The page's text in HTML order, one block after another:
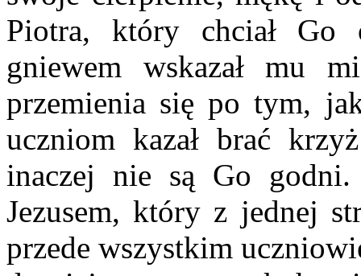
Piotra, który chciał
gniewem wskazał mu
przemienia się po tym,
uczniom kazał brać
inaczej nie są Go
Jezusem, który z jednej
przede wszystkim